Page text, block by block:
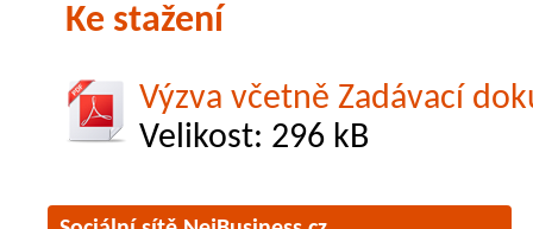
Ke stažení
Výzva včetně Zadávací
Velikost: 296 kB